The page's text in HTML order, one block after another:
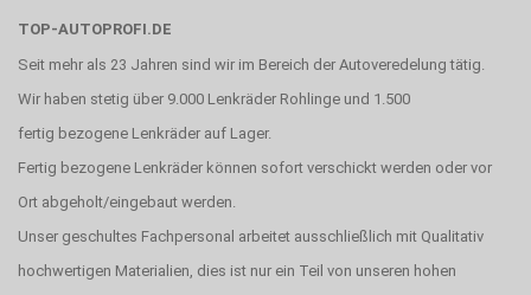
TOP-AUTOPROFI.DE
Seit mehr als 23 Jahren sind wir im Bereich der Autoveredelung tätig.
Wir haben stetig über 9.000 Lenkräder Rohlinge und 1.500
fertig bezogene Lenkräder auf Lager.
Fertig bezogene Lenkräder können sofort verschickt werden oder vor
Ort abgeholt/eingebaut werden.
Unser geschultes Fachpersonal arbeitet ausschließlich mit Qualitativ
hochwertigen Materialien, dies ist nur ein Teil von unseren hohen